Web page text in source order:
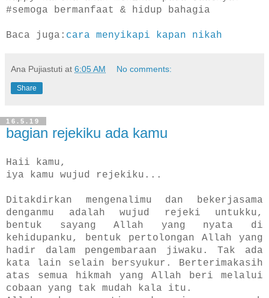
#semoga bermanfaat & hidup bahagia
Baca juga: cara menyikapi kapan nikah
Ana Pujiastuti at 6:05 AM No comments:
Share
16.5.19
bagian rejekiku ada kamu
Haii kamu,
iya kamu wujud rejekiku...
Ditakdirkan mengenalimu dan bekerjasama
denganmu adalah wujud rejeki untukku,
bentuk sayang Allah yang nyata di
kehidupanku, bentuk pertolongan Allah yang
hadir dalam pengembaraan jiwaku. Tak ada
kata lain selain bersyukur. Berterimakasih
atas semua hikmah yang Allah beri melalui
cobaan yang tak mudah kala itu.